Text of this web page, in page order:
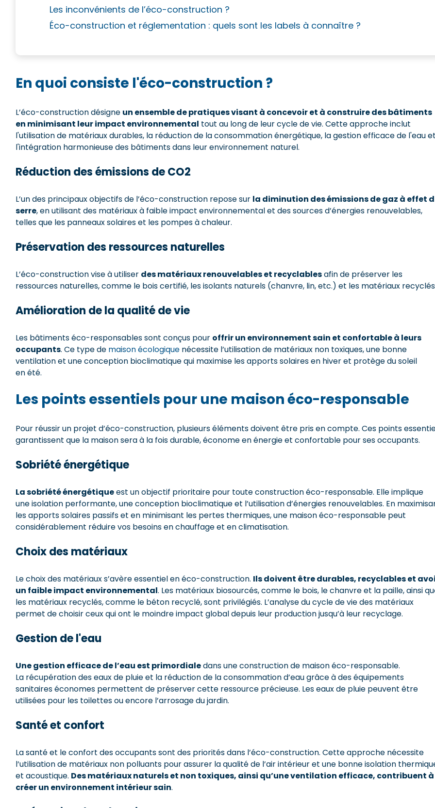
Les inconvénients de l’éco-construction ?
Éco-construction et réglementation : quels sont les labels à connaître ?
En quoi consiste l'éco-construction ?
L’éco-construction désigne un ensemble de pratiques visant à concevoir et à construire des bâtiments
en minimisant leur impact environnemental tout au long de leur cycle de vie. Cette approche inclut
l'utilisation de matériaux durables, la réduction de la consommation énergétique, la gestion efficace de l'eau
l'intégration harmonieuse des bâtiments dans leur environnement naturel.
Réduction des émissions de CO2
L’un des principaux objectifs de l’éco-construction repose sur la diminution des émissions de gaz à effet
serre, en utilisant des matériaux à faible impact environnemental et des sources d’énergies renouvelables,
telles que les panneaux solaires et les pompes à chaleur.
Préservation des ressources naturelles
L’éco-construction vise à utiliser des matériaux renouvelables et recyclablesafin de préserver les
ressources naturelles, comme le bois certifié, les isolants naturels (chanvre, lin, etc.) et les matériaux
Amélioration de la qualité de vie
Les bâtiments éco-responsables sont conçus pour offrir un environnement sain et confortable à leurs
occupants. Ce type de maison écologique nécessite l’utilisation de matériaux non toxiques, une bonne
ventilation et une conception bioclimatique qui maximise les apports solaires en hiver et protège du soleil
en été.
Les points essentiels pour une maison éco-responsable
Pour réussir un projet d’éco-construction, plusieurs éléments doivent être pris en compte. Ces points
garantissent que la maison sera à la fois durable, économe en énergie et confortable pour ses occupants.
Sobriété énergétique
La sobriété énergétiqueest un objectif prioritaire pour toute construction éco-responsable. Elle implique
une isolation performante, une conception bioclimatique et l’utilisation d’énergies renouvelables. En
les apports solaires passifs et en minimisant les pertes thermiques, une maison éco-responsable peut
considérablement réduire vos besoins en chauffage et en climatisation.
Choix des matériaux
Le choix des matériaux s’avère essentiel en éco-construction. Ils doivent être durables, recyclables et
un faible impact environnemental. Les matériaux biosourcés, comme le bois, le chanvre et la paille, ainsi
les matériaux recyclés, comme le béton recyclé, sont privilégiés. L’analyse du cycle de vie des matériaux
permet de choisir ceux qui ont le moindre impact global depuis leur production jusqu’à leur recyclage.
Gestion de l'eau
Une gestion efficace de l’eau est primordialedans une construction de maison éco-responsable.
La récupération des eaux de pluie et la réduction de la consommation d’eau grâce à des équipements
sanitaires économes permettent de préserver cette ressource précieuse. Les eaux de pluie peuvent être
utilisées pour les toilettes ou encore l’arrosage du jardin.
Santé et confort
La santé et le confort des occupants sont des priorités dans l’éco-construction. Cette approche nécessite
l’utilisation de matériaux non polluants pour assurer la qualité de l’air intérieur et une bonne isolation
et acoustique. Des matériaux naturels et non toxiques, ainsi qu’une ventilation efficace, contribuent à
créer un environnement intérieur sain.